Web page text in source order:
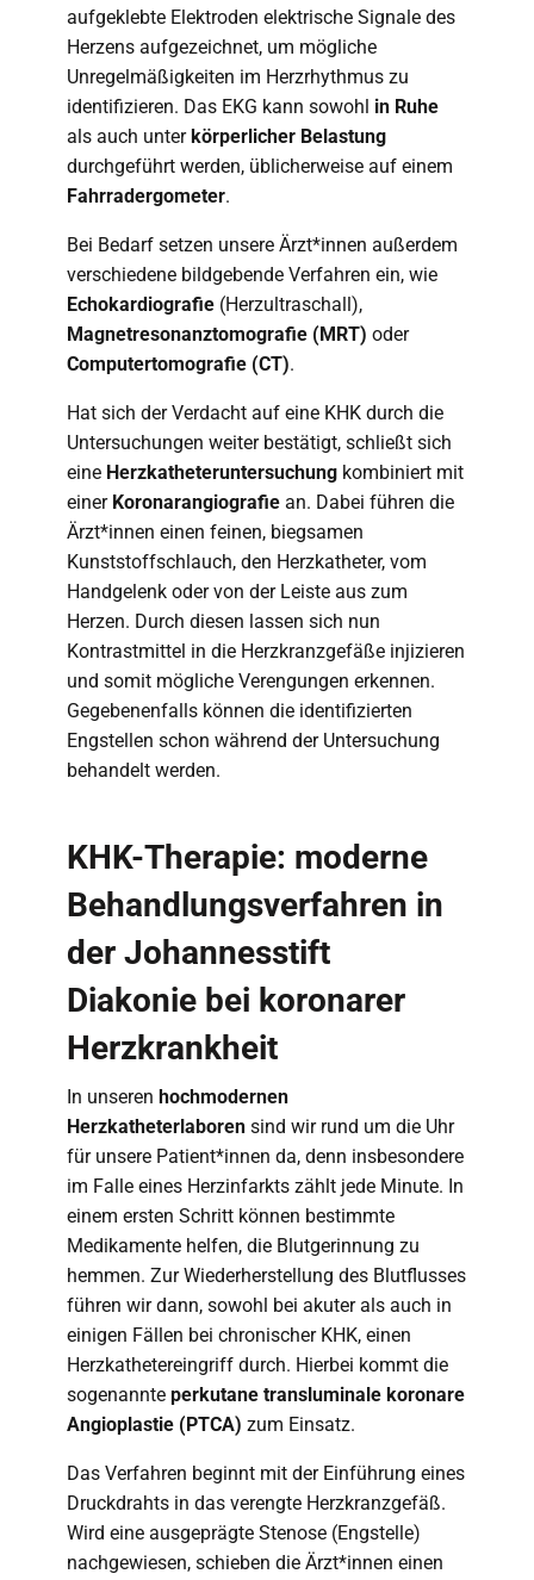
aufgeklebte Elektroden elektrische Signale des
Herzens aufgezeichnet, um mögliche
Unregelmäßigkeiten im Herzrhythmus zu
identifizieren. Das EKG kann sowohl in Ruhe
als auch unterkörperlicher Belastung
durchgeführt werden, üblicherweise auf einem
Fahrradergometer.
Bei Bedarf setzen unsere Ärzt*innen außerdem
verschiedene bildgebende Verfahren ein, wie
Echokardiografie (Herzultraschall),
Magnetresonanztomografie (MRT) oder
Computertomografie (CT).
Hat sich der Verdacht auf eine KHK durch die
Untersuchungen weiter bestätigt, schließt sich
eine Herzkatheteruntersuchung kombiniert mit
einer Koronarangiografie an. Dabei führen die
Ärzt*innen einen feinen, biegsamen
Kunststoffschlauch, den Herzkatheter, vom
Handgelenk oder von der Leiste aus zum
Herzen. Durch diesen lassen sich nun
Kontrastmittel in die Herzkranzgefäße injizieren
und somit mögliche Verengungen erkennen.
Gegebenenfalls können die identifizierten
Engstellen schon während der Untersuchung
behandelt werden.
KHK-Therapie: moderne
Behandlungsverfahren in
der Johannesstift
Diakonie bei koronarer
Herzkrankheit
In unseren hochmodernen
Herzkatheterlaboren sind wir rund um die Uhr
für unsere Patient*innen da, denn insbesondere
im Falle eines Herzinfarkts zählt jede Minute. In
einem ersten Schritt können bestimmte
Medikamente helfen, die Blutgerinnung zu
hemmen. Zur Wiederherstellung des Blutflusses
führen wir dann, sowohl bei akuter als auch in
einigen Fällen bei chronischer KHK, einen
Herzkathetereingriff durch. Hierbei kommt die
sogenannte perkutane transluminale koronare
Angioplastie (PTCA) zum Einsatz.
Das Verfahren beginnt mit der Einführung eines
Druckdrahts in das verengte Herzkranzgefäß.
Wird eine ausgeprägte Stenose (Engstelle)
nachgewiesen, schieben die Ärzt*innen einen